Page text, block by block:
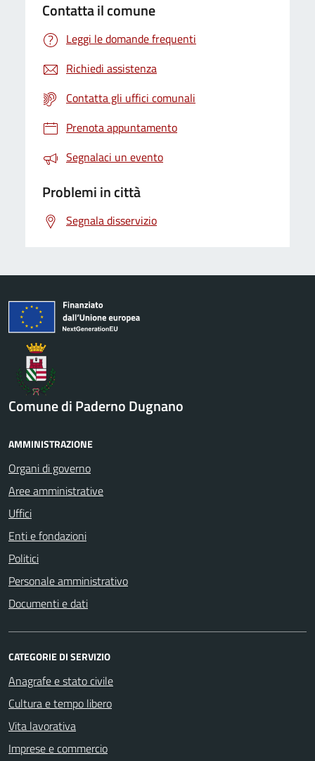
Contatta il comune
Leggi le domande frequenti
Richiedi assistenza
Contatta gli uffici comunali
Prenota appuntamento
Segnalaci un evento
Problemi in città
Segnala disservizio
Comune di Paderno Dugnano
AMMINISTRAZIONE
Organi di governo
Aree amministrative
Uffici
Enti e fondazioni
Politici
Personale amministrativo
Documenti e dati
CATEGORIE DI SERVIZIO
Anagrafe e stato civile
Cultura e tempo libero
Vita lavorativa
Imprese e commercio